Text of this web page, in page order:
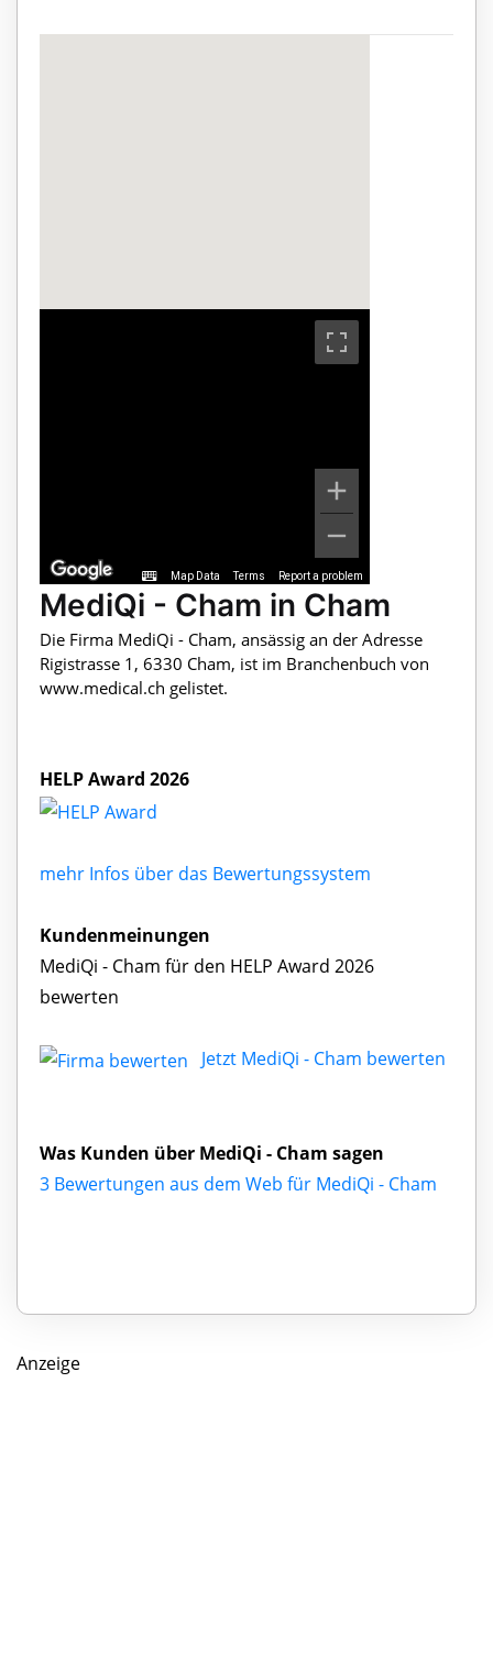
Map Data Terms Report a problem
MediQi - Cham in Cham
Die Firma MediQi - Cham, ansässig an der Adresse
Rigistrasse 1, 6330 Cham, ist im Branchenbuch von
www.medical.ch gelistet.
HELP Award 2026
mehr Infos über das Bewertungssystem
Kundenmeinungen
MediQi - Cham für den HELP Award 2026
bewerten
Jetzt MediQi - Cham bewerten
Was Kunden über MediQi - Cham sagen
3 Bewertungen aus dem Web für MediQi - Cham
Anzeige